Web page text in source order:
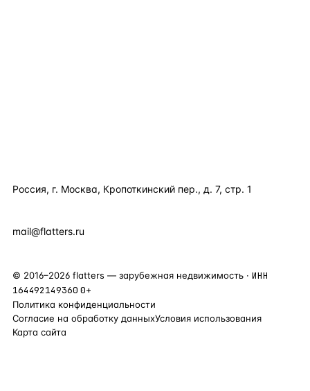
Россия, г. Москва, Кропоткинский пер., д. 7, стр. 1
mail@flatters.ru
© 2016–2026 flatters — зарубежная недвижимость · ИНН
164492149360 0+
Политика конфиденциальности
Согласие на обработку данныхУсловия использования
Карта сайта